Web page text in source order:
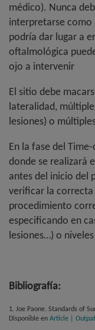
médico). Nunca
interpretarse
podría dar lugar a
oftalmológica
ojo a intervenir
El sitio debe
lateralidad,
lesiones) o
En la fase del
donde se realizará
antes del inicio del
verificar la
procedimiento
especificando en
lesiones…) o
Bibliografía:
1. Joe Paone. Standards of
Disponible en Article |